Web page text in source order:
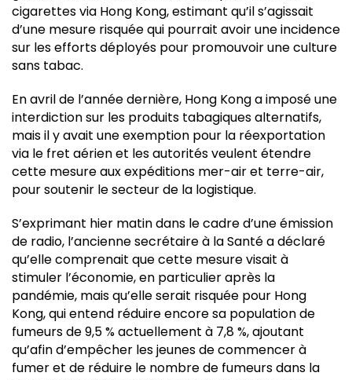
cigarettes via Hong Kong, estimant qu’il s’agissait
d’une mesure risquée qui pourrait avoir une incidence
sur les efforts déployés pour promouvoir une culture
sans tabac.
En avril de l’année dernière, Hong Kong a imposé une
interdiction sur les produits tabagiques alternatifs,
mais il y avait une exemption pour la réexportation
via le fret aérien et les autorités veulent étendre
cette mesure aux expéditions mer-air et terre-air,
pour soutenir le secteur de la logistique.
S’exprimant hier matin dans le cadre d’une émission
de radio, l’ancienne secrétaire à la Santé a déclaré
qu’elle comprenait que cette mesure visait à
stimuler l’économie, en particulier après la
pandémie, mais qu’elle serait risquée pour Hong
Kong, qui entend réduire encore sa population de
fumeurs de 9,5 % actuellement à 7,8 %, ajoutant
qu’afin d’empêcher les jeunes de commencer à
fumer et de réduire le nombre de fumeurs dans la